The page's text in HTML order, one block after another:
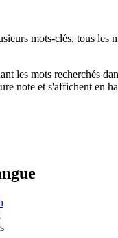
mots-clés, tous les
les mots recherchés
note et s'affichent en